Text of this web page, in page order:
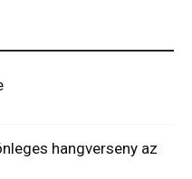
hangverseny az